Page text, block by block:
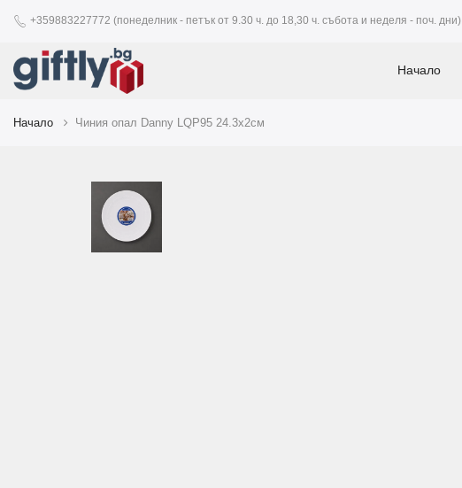
+359883227772 (понеделник - петък от 9.30 ч. до 18,30 ч. събота и неделя - поч. дни)
Начало
Начало Чиния опал Danny LQP95 24.3х2см